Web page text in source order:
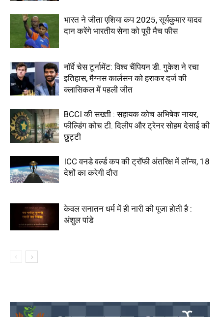
भारत ने जीता एशिया कप 2025, सूर्यकुमार यादव
दान करेंगे भारतीय सेना को पूरी मैच फीस
नॉर्वे चेस टूर्नामेंट: विश्व चैंपियन डी. गुकेश ने रचा
इतिहास, मैग्नस कार्लसन को हराकर दर्ज की
क्लासिकल में पहली जीत
BCCI की सख्ती : सहायक कोच अभिषेक नायर,
फील्डिंग कोच टी. दिलीप और ट्रेनर सोहम देसाई की
छुट्टी
ICC वनडे वर्ल्ड कप की ट्रॉफी अंतरिक्ष में लॉन्च, 18
देशों का करेगी दौरा
केवल सनातन धर्म में ही नारी की पूजा होती है :
अंशुल पांडे